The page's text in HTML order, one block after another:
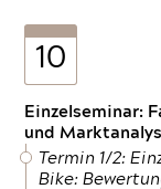
10
Einzelseminar:
und
Termin 1/2:
Bike: